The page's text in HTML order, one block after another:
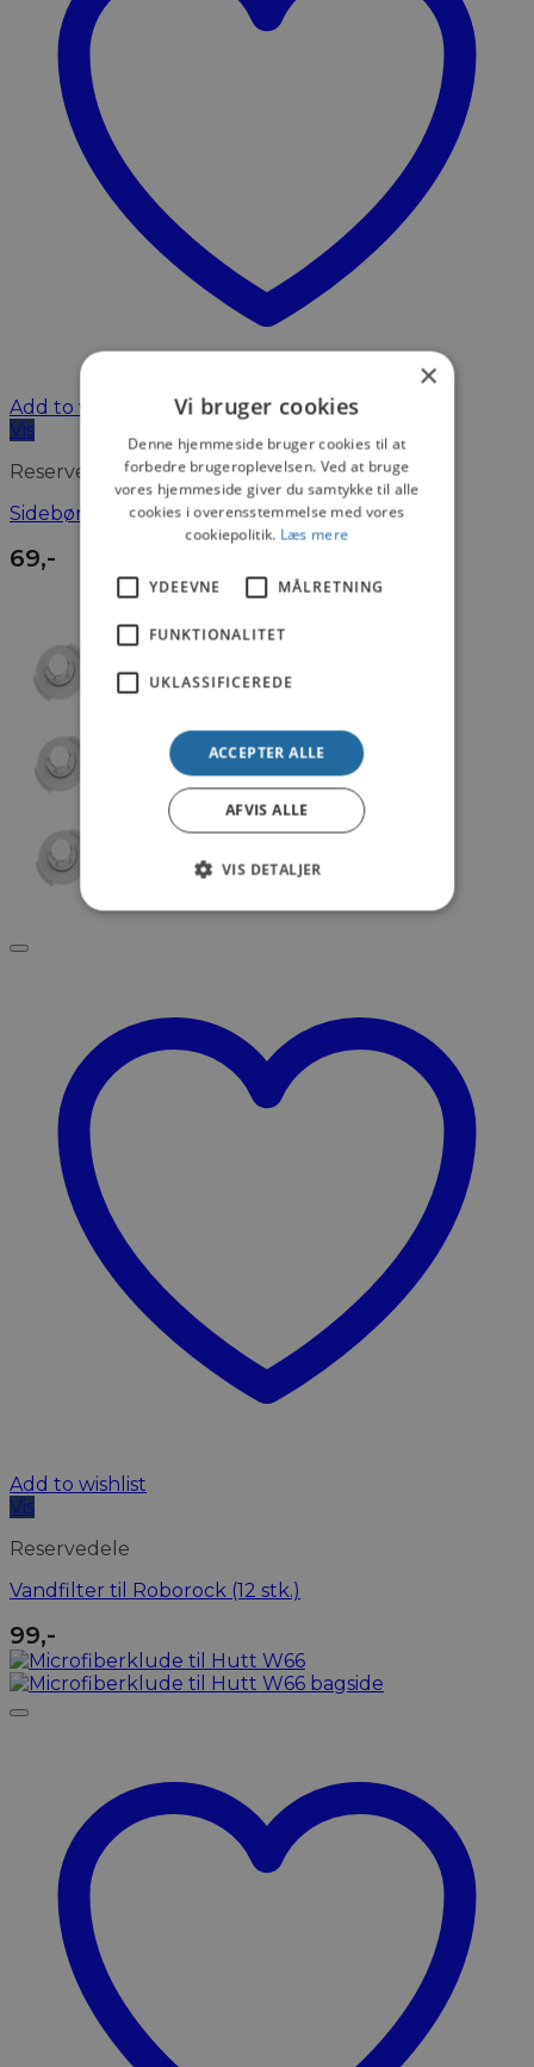
Add to wishlist
Vis
Reservedele
Sidebørste til Roborock S5/S8 Sort (2 stk.)
69,-
Add to wishlist
Vis
Reservedele
Vandfilter til Roborock (12 stk.)
99,-
×
Vi bruger cookies
Denne hjemmeside bruger cookies til at
forbedre brugeroplevelsen. Ved at bruge
vores hjemmeside giver du samtykke til alle
cookies i overensstemmelse med vores
cookiepolitik. Læs mere
YDEEVNE MÅLRETNING
FUNKTIONALITET
UKLASSIFICEREDE
ACCEPTER ALLE
AFVIS ALLE
VIS DETALJER